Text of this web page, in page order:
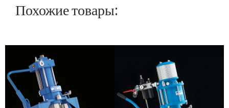
Похожие товары: